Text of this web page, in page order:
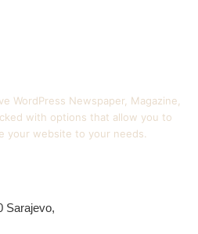
WordPress Newspaper, Magazine,
with options that allow you to
your website to your needs.
Sarajevo,